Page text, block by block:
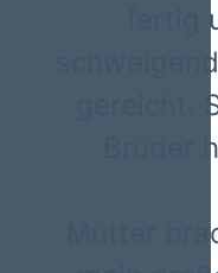
fertig
gereicht.
Bruder
Mutter